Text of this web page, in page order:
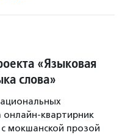
«Языковая
слова»
квартирник
мокшанской прозой